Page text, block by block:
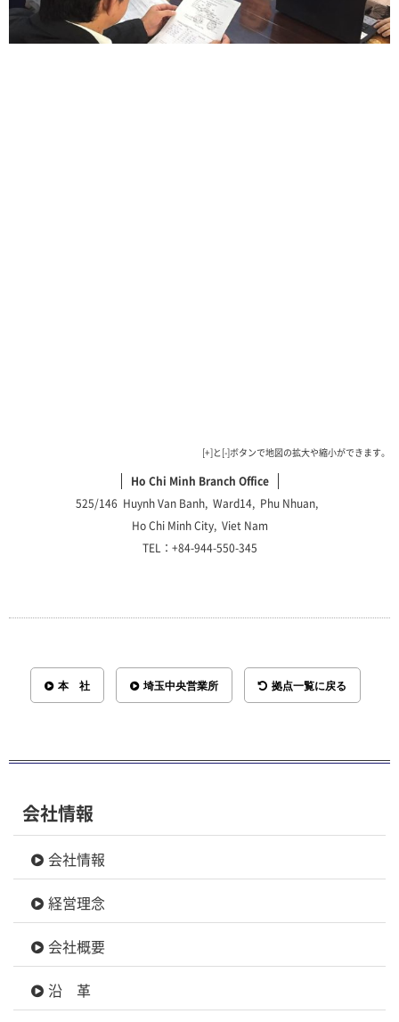
[+]と[-]ボタンで地図の拡大や縮小ができます。
Ho Chi Minh Branch Office
525/146 Huynh Van Banh, Ward14, Phu Nhuan,
Ho Chi Minh City, Viet Nam
TEL：+84-944-550-345
本 社 埼玉中央営業所 拠点一覧に戻る
会社情報
会社情報
経営理念
会社概要
沿 革